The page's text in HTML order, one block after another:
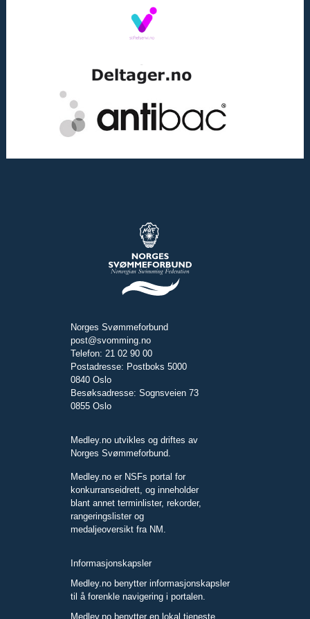
Norges Svømmeforbund
post@svomming.no
Telefon: 21 02 90 00
Postadresse: Postboks 5000
0840 Oslo
Besøksadresse: Sognsveien 73
0855 Oslo
Medley.no utvikles og driftes av
Norges Svømmeforbund.
Medley.no er NSFs portal for
konkurranseidrett, og inneholder
blant annet terminlister, rekorder,
rangeringslister og
medaljeoversikt fra NM.
Informasjonskapsler
Medley.no benytter informasjonskapsler
til å forenkle navigering i portalen.
Medley.no benytter en lokal tjeneste